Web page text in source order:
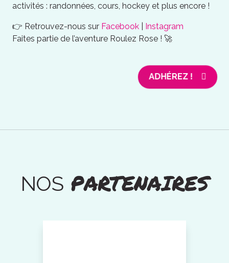
activités : randonnées, cours, hockey et plus encore !
👉 Retrouvez-nous sur Facebook
Instagram
Faites partie de l’aventure Roulez Rose ! 🚀
ADHÉREZ !
NOSPARTENAIRES